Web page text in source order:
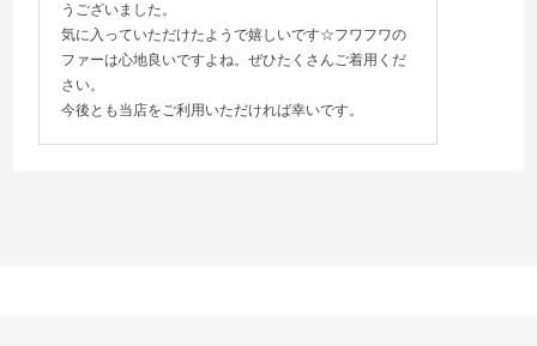
うございました。
気に入っていただけたようで嬉しいです☆フワフワの
ファーは心地良いですよね。ぜひたくさんご着用くだ
さい。
今後とも当店をご利用いただければ幸いです。